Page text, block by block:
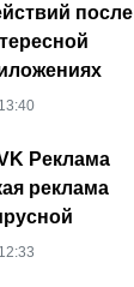
после
13:40
Реклама
реклама
12:33